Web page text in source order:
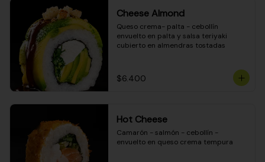
Cheese Almond
Queso crema- palta - cebollín
envuelto en palta y salsa teriyaki
cubierto en almendras tostadas
$6.400
Hot Cheese
Camarón - salmón - cebollín -
envuelto en queso crema tempura